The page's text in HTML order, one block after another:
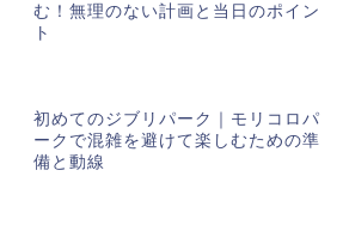
む！無理のない計画と当日のポイン
ト
初めてのジブリパーク｜モリコロパ
ークで混雑を避けて楽しむための準
備と動線